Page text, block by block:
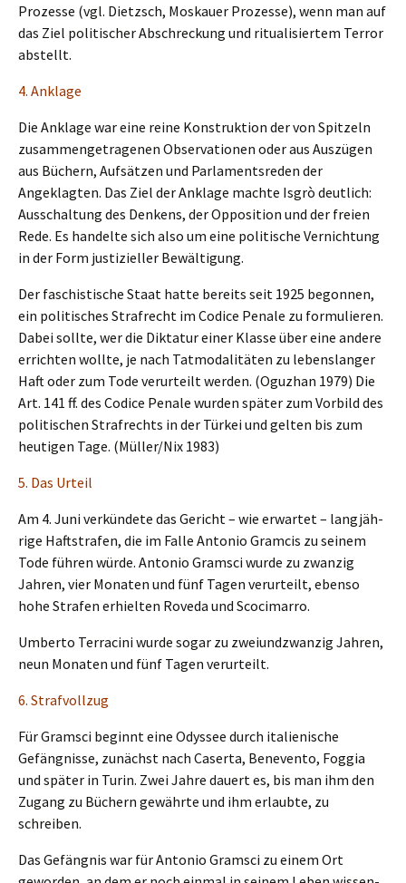
Prozes­se (vgl. Dietzsch, Moskau­er Prozes­se), wenn man auf
das Ziel politi­scher Abschre­ckung und ritua­li­sier­tem Terror
abstellt.
4. Ankla­ge
Die Ankla­ge war eine reine Konstruk­ti­on der von Spitzeln
zusam­men­ge­tra­ge­nen Obser­va­tio­nen oder aus Auszü­gen
aus Büchern, Aufsät­zen und Parla­ments­re­den der
Angeklag­ten. Das Ziel der Ankla­ge machte Isgrò deutlich:
Ausschal­tung des Denkens, der Opposi­ti­on und der freien
Rede. Es handel­te sich also um eine politi­sche Vernich­tung
in der Form justi­zi­el­ler Bewältigung.
Der faschis­ti­sche Staat hatte bereits seit 1925 begon­nen,
ein politi­sches Straf­recht im Codice Penale zu formu­lie­ren.
Dabei sollte, wer die Dikta­tur einer Klasse über eine andere
errich­ten wollte, je nach Tatmo­da­li­tä­ten zu lebens­lan­ger
Haft oder zum Tode verur­teilt werden. (Oguzhan 1979) Die
Art. 141 ff. des Codice Penale wurden später zum Vorbild des
politi­schen Straf­rechts in der Türkei und gelten bis zum
heuti­gen Tage. (Müller/Nix 1983)
5. Das Urteil
Am 4. Juni verkün­de­te das Gericht – wie erwar­tet – langjäh­
ri­ge Haftstra­fen, die im Falle Antonio Gramcis zu seinem
Tode führen würde. Antonio Gramsci wurde zu zwanzig
Jahren, vier Monaten und fünf Tagen verur­teilt, ebenso
hohe Strafen erhiel­ten Roveda und Scocimarro.
Umber­to Terra­ci­ni wurde sogar zu zweiund­zwan­zig Jahren,
neun Monaten und fünf Tagen verurteilt.
6. Straf­voll­zug
Für Gramsci beginnt eine Odyssee durch italie­ni­sche
Gefäng­nis­se, zunächst nach Caser­ta, Beneven­to, Foggia
und später in Turin. Zwei Jahre dauert es, bis man ihm den
Zugang zu Büchern gewähr­te und ihm erlaub­te, zu
schreiben.
Das Gefäng­nis war für Antonio Gramsci zu einem Ort